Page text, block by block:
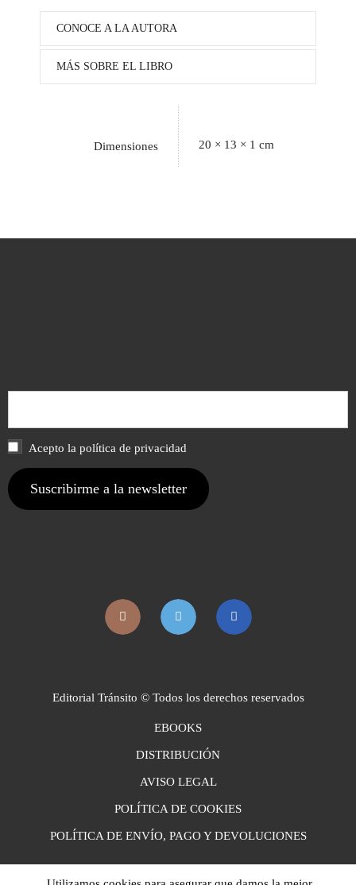
CONOCE A LA AUTORA
MÁS SOBRE EL LIBRO
Dimensiones 20 × 13 × 1 cm
Acepto la política de privacidad
Editorial Tránsito © Todos los derechos reservados
EBOOKS
DISTRIBUCIÓN
AVISO LEGAL
POLÍTICA DE COOKIES
POLÍTICA DE ENVÍO, PAGO Y DEVOLUCIONES